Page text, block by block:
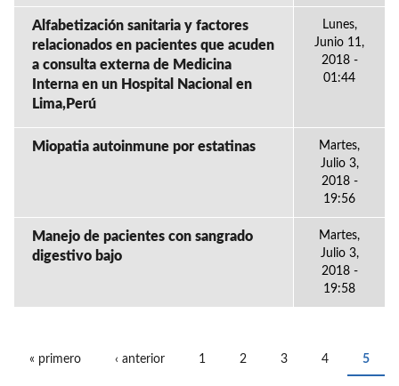
Alfabetización sanitaria y factores
relacionados en pacientes que acuden
a consulta externa de Medicina
Interna en un Hospital Nacional en
Lima,Perú
Lunes,
Junio 11,
2018 -
01:44
Miopatia autoinmune por estatinas
Martes,
Julio 3,
2018 -
19:56
Manejo de pacientes con sangrado
digestivo bajo
Martes,
Julio 3,
2018 -
19:58
« primero ‹ anterior 1 2 3 4 5